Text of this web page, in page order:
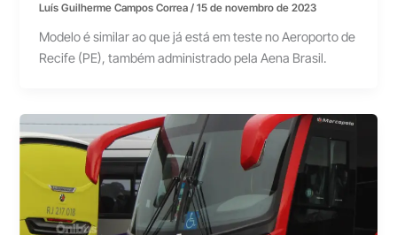
Luís Guilherme Campos Correa/15 de novembro de 2023
Modelo é similar ao que já está em teste no Aeroporto de
Recife (PE), também administrado pela Aena Brasil.